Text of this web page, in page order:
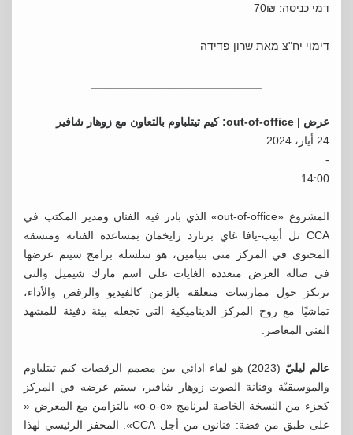
דמי כניסה: 70₪
דימוי יח"צ מאת שרון פדידה
عرض |out-of-office
: كيم تيتلباوم بالتعاون مع زوهار شافير
24 أيار، 2024
-
14:00
المشروع «out-of-office» الذي بادر فيه الفنان ومدير المكتب في
CCA تل أبيب-يافا غاي برنارد رايخمان بمساعدة الفنانة ومنسقة
المحتوى في المركز منى بنيامين، هو سلسلة برامج سيتم عرضها
في صالة العرض متعددة الغايات على اسم مارك شيميل والتي
ترتكز حول ممارسات متعلقة بالزمن كالفيديو والرقص والأداء،
تماشيًا مع روح المركز الديناميكية التي تجعله بيئة دفيئة للمشهد
الفني المعاصر.
عالم ليليّ
(2023) هو لقاء ادائي بين مصمم الرقصات كيم تيتلباوم
والموسيقيّة وفنانة الصوت زوهار شافير، سيتم عرضه في المركز
كجزء من النسخة الخاصة لبرنامج «o-o-o» بالتزامن مع المعرض «
على طبق من فضة: فنانون من أجل CCA». المحفز الرئيسي لهذا